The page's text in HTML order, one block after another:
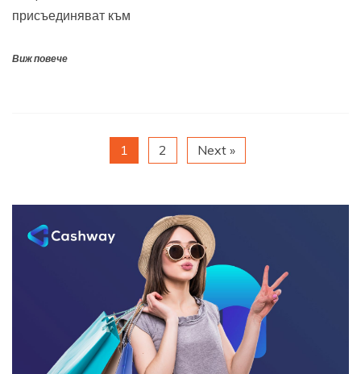
присъединяват към
Виж повече
1 2 Next »